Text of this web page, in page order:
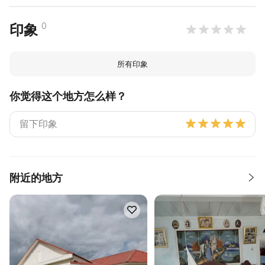
印象 0
所有印象
你觉得这个地方怎么样？
附近的地方